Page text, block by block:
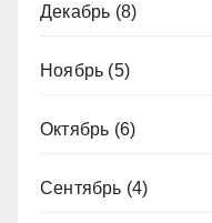
Декабрь (8)
Ноябрь (5)
Октябрь (6)
Сентябрь (4)